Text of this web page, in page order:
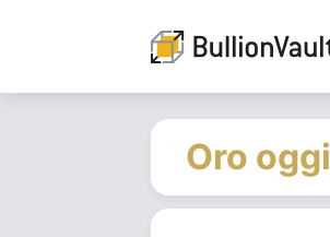
Oro oggi